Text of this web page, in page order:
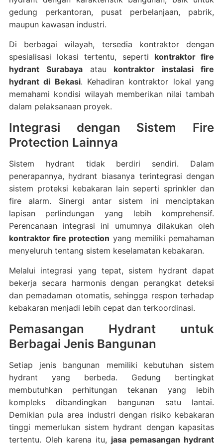
gedung perkantoran, pusat perbelanjaan, pabrik,
maupun kawasan industri.
Di berbagai wilayah, tersedia kontraktor dengan
spesialisasi lokasi tertentu, seperti kontraktor fire
hydrant Surabayaatau kontraktor instalasi fire
hydrant di Bekasi. Kehadiran kontraktor lokal yang
memahami kondisi wilayah memberikan nilai tambah
dalam pelaksanaan proyek.
Integrasi dengan Sistem Fire
Protection Lainnya
Sistem hydrant tidak berdiri sendiri. Dalam
penerapannya, hydrant biasanya terintegrasi dengan
sistem proteksi kebakaran lain seperti sprinkler dan
fire alarm. Sinergi antar sistem ini menciptakan
lapisan perlindungan yang lebih komprehensif.
Perencanaan integrasi ini umumnya dilakukan oleh
kontraktor fire protection yang memiliki pemahaman
menyeluruh tentang sistem keselamatan kebakaran.
Melalui integrasi yang tepat, sistem hydrant dapat
bekerja secara harmonis dengan perangkat deteksi
dan pemadaman otomatis, sehingga respon terhadap
kebakaran menjadi lebih cepat dan terkoordinasi.
Pemasangan Hydrant untuk
Berbagai Jenis Bangunan
Setiap jenis bangunan memiliki kebutuhan sistem
hydrant yang berbeda. Gedung bertingkat
membutuhkan perhitungan tekanan yang lebih
kompleks dibandingkan bangunan satu lantai.
Demikian pula area industri dengan risiko kebakaran
tinggi memerlukan sistem hydrant dengan kapasitas
tertentu. Oleh karena itu, jasa pemasangan hydrant